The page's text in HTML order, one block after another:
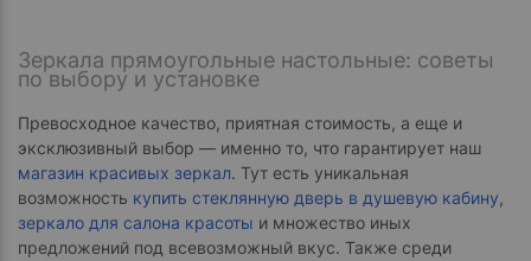
Зеркала прямоугольные настольные: советы
по выбору и установке
Превосходное качество, приятная стоимость, а еще и
эксклюзивный выбор — именно то, что гарантирует наш
магазин красивых зеркал. Тут есть уникальная
возможность купить стеклянную дверь в душевую кабину,
зеркало для салона красоты и множество иных
предложений под всевозможный вкус. Также среди